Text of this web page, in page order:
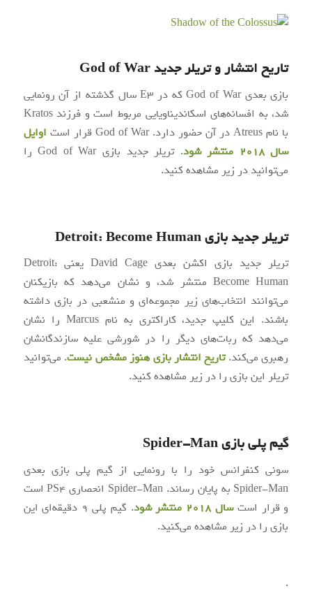
تاریخ انتشار و تریلر جدید God of War
بازی بعدی God of War که در E3 سال گذشته از آن رونمایی
شد، به افسانه‌های اسکاندیناویایی مربوط است و فرزند Kratos
با نام Atreus در آن حضور دارد. God of War قرار است
اوایل
سال ۲۰۱۸ منتشر شود
. تریلر جدید بازی God of War را
می‌توانید در زیر مشاهده کنید.
تریلر جدید بازی Detroit: Become Human
تریلر جدید بازی اکشن بعدی David Cage یعنی Detroit:
Become Human منتشر شد، و نشان می‌دهد که بازیکنان
می‌توانند انتخاب‌های زیر مجموعه‌ای و منشعبی در بازی داشته
باشند. این کلیپ جدید، کاراکتری به نام Marcus را نشان
می‌دهد که ربات‌های دیگر را در شورشی علیه سازندگانشان
رهبری می‌کند.تاریخ انتشار بازی هنوز مشخص نیست. می‌توانید
تریلر این بازی را در زیر مشاهده کنید.
گیم پلی بازی Spider-Man
سونی کنفرانس خود را با رونمایی از گیم پلی بازی بعدی
Spider-Man به پایان رساند. Spider-Man انحصاری PS4 است
و قرار استسال ۲۰۱۸ منتشر شود
. گیم پلی ۹ دقیقه‌ای این
بازی را در زیر مشاهده می‌کنید.
.